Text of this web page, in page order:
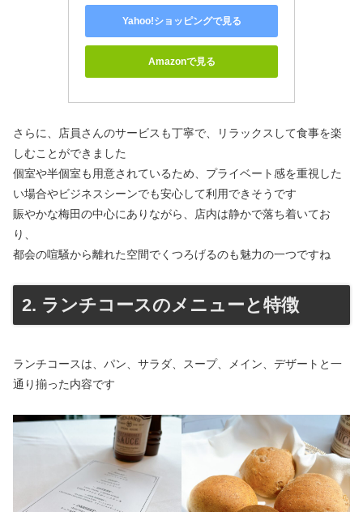
Yahoo!ショッピングで見る
Amazonで見る
さらに、店員さんのサービスも丁寧で、リラックスして食事を楽
しむことができました
個室や半個室も用意されているため、プライベート感を重視した
い場合やビジネスシーンでも安心して利用できそうです
賑やかな梅田の中心にありながら、店内は静かで落ち着いてお
り、
都会の喧騒から離れた空間でくつろげるのも魅力の一つですね
2. ランチコースのメニューと特徴
ランチコースは、パン、サラダ、スープ、メイン、デザートと一
通り揃った内容です